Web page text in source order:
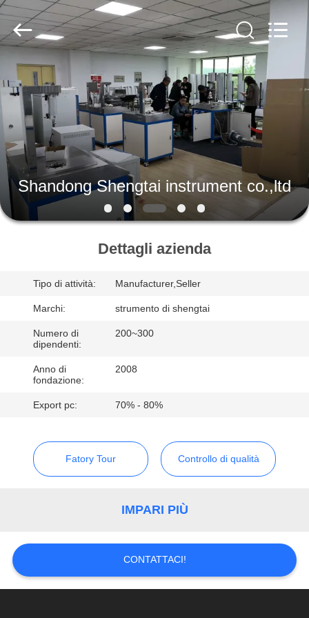
CASA
PRODOTTI
CIRCA
NOI
GIRO
CONTROLLO
QUALITÀ
CONTATTICI
RICHIEDA
UNA
DEL
SITO
Shandong
Shengtai
instrument
co.,ltd.
All
Shandong Shengtai instrument co.,ltd
Dettagli azienda
Tipo di attività: Manufacturer,Seller
Marchi: strumento di shengtai
Numero di
dipendenti:
200~300
Anno di
fondazione:
2008
Export pc: 70% - 80%
Fatory Tour Controllo di qualità
IMPARI PIÙ
CONTATTACI!